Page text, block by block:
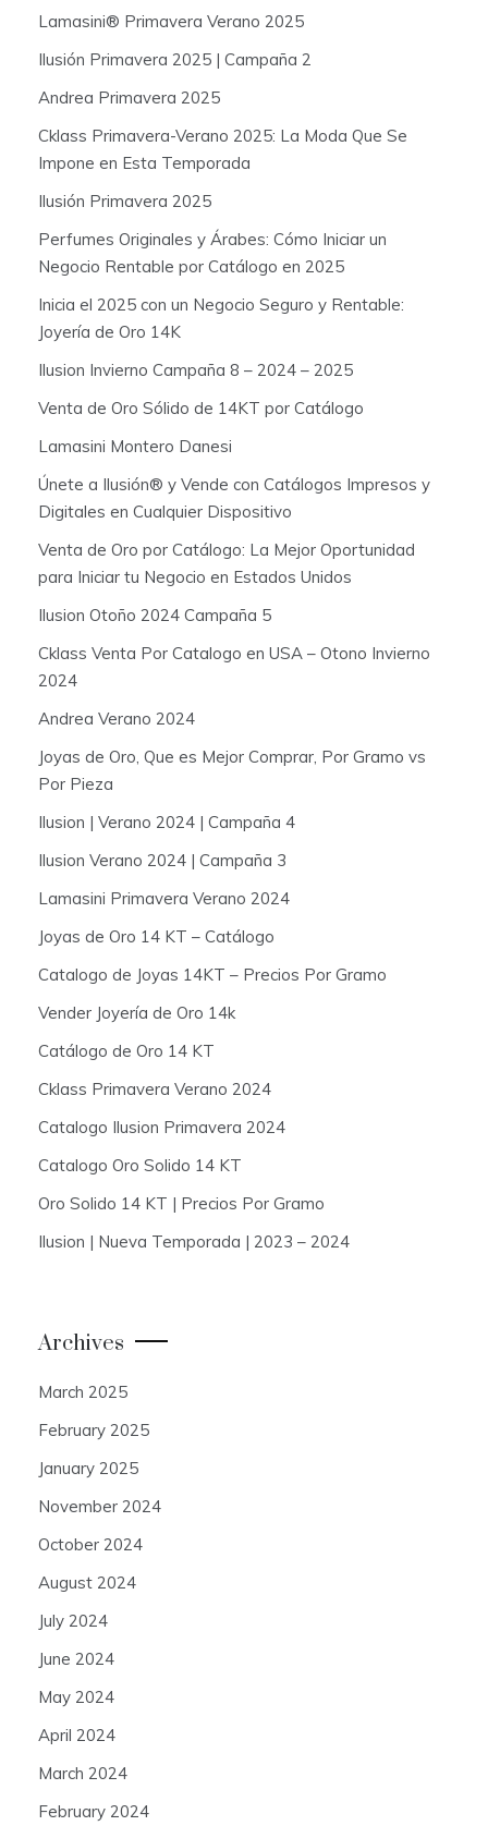
f
r
Lamasini® Primavera Verano 2025
Ilusión Primavera 2025 | Campaña 2
Andrea Primavera 2025
Cklass Primavera-Verano 2025: La Moda Que Se
Impone en Esta Temporada
Ilusión Primavera 2025
Perfumes Originales y Árabes: Cómo Iniciar un
Negocio Rentable por Catálogo en 2025
Inicia el 2025 con un Negocio Seguro y Rentable:
Joyería de Oro 14K
Ilusion Invierno Campaña 8 – 2024 – 2025
Venta de Oro Sólido de 14KT por Catálogo
Lamasini Montero Danesi
Únete a Ilusión® y Vende con Catálogos Impresos y
Digitales en Cualquier Dispositivo
Venta de Oro por Catálogo: La Mejor Oportunidad
para Iniciar tu Negocio en Estados Unidos
Ilusion Otoño 2024 Campaña 5
Cklass Venta Por Catalogo en USA – Otono Invierno
2024
Andrea Verano 2024
Joyas de Oro, Que es Mejor Comprar, Por Gramo vs
Por Pieza
Ilusion | Verano 2024 | Campaña 4
Ilusion Verano 2024 | Campaña 3
Lamasini Primavera Verano 2024
Joyas de Oro 14 KT – Catálogo
Catalogo de Joyas 14KT – Precios Por Gramo
Vender Joyería de Oro 14k
Catálogo de Oro 14 KT
Cklass Primavera Verano 2024
Catalogo Ilusion Primavera 2024
Catalogo Oro Solido 14 KT
Oro Solido 14 KT | Precios Por Gramo
Ilusion | Nueva Temporada | 2023 – 2024
Archives
March 2025
February 2025
January 2025
November 2024
October 2024
August 2024
July 2024
June 2024
May 2024
April 2024
March 2024
February 2024